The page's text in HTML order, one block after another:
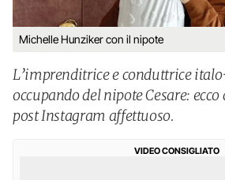
Michelle Hunziker con il nipote
L’imprenditrice e conduttrice
occupando del nipote Cesare: ecco
post Instagram affettuoso.
VIDEO CONSIGLIATO